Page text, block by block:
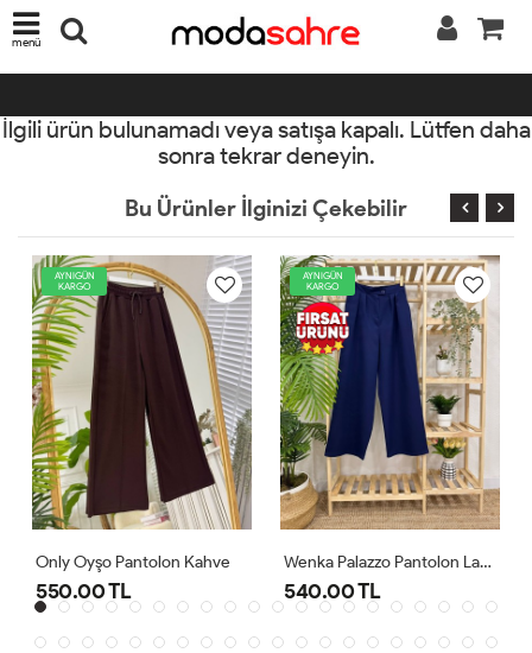
menü
İlgili ürün bulunamadı veya satışa kapalı. Lütfen daha
sonra tekrar deneyin.
Bu Ürünler İlginizi Çekebilir
AYNIGÜN
KARGO
540.00 TL
AYNIGÜN
KARGO
Lonna Pantolon Beyaz
540.00 TL